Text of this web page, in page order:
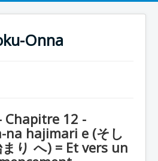
Onna
Chapitre 12 -
na hajimari e (そし
り へ) = Et vers un